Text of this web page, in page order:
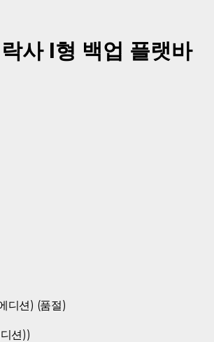
사 I형 백업 플랫바
디션) (품절)
션))